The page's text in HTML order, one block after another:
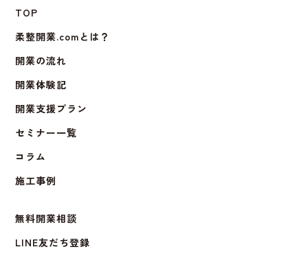
TOP
柔整開業.comとは？
開業の流れ
開業体験記
開業支援プラン
セミナー一覧
コラム
施工事例
無料開業相談
LINE友だち登録